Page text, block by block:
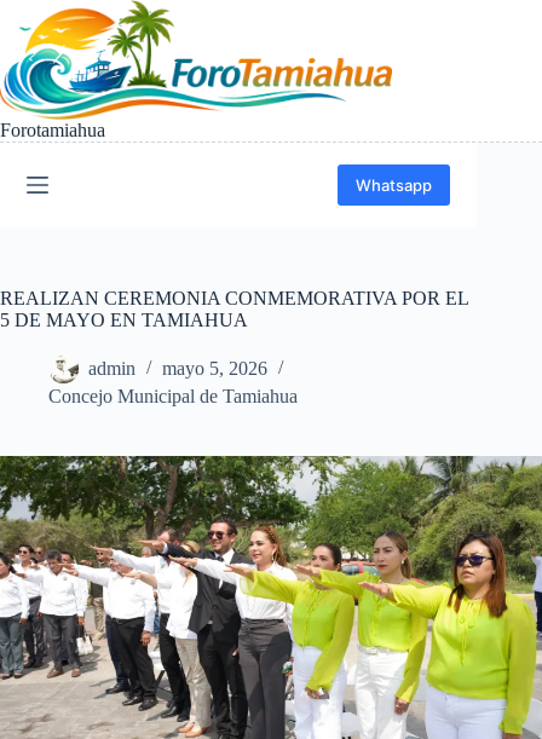
contenido
Forotamiahua
Whatsapp
REALIZAN CEREMONIA CONMEMORATIVA POR EL
5 DE MAYO EN TAMIAHUA
admin
mayo 5, 2026
Concejo Municipal de Tamiahua